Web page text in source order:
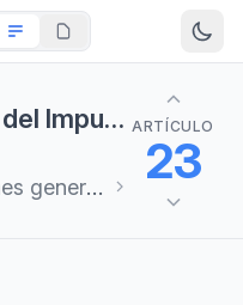
Reglamento de la Ley del Impuesto al Valor Agregado ARTÍCULO
23